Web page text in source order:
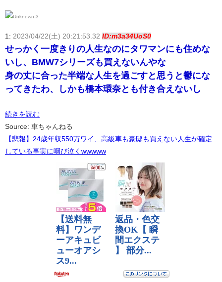
1: 2023/04/22(土) 20:21:53.32 ID:m3a34UoS0
せっかく一度きりの人生なのにタワマンにも住めな
いし、BMW7シリーズも買えないんやな
身の丈に合った半端な人生を過ごすと思うと鬱にな
ってきたわ、しかも橋本環奈とも付き合えないし
続きを読む
Source: 車ちゃんねる
【悲報】24歳年収550万ワイ、高級車も豪邸も買えない人生が確定
している事実に咽び泣くwwwww